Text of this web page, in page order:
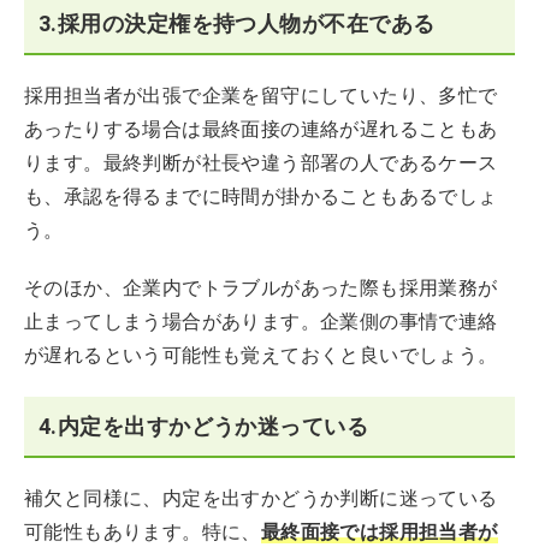
3.採用の決定権を持つ人物が不在である
採用担当者が出張で企業を留守にしていたり、多忙で
あったりする場合は最終面接の連絡が遅れることもあ
ります。最終判断が社長や違う部署の人であるケース
も、承認を得るまでに時間が掛かることもあるでしょ
う。
そのほか、企業内でトラブルがあった際も採用業務が
止まってしまう場合があります。企業側の事情で連絡
が遅れるという可能性も覚えておくと良いでしょう。
4.内定を出すかどうか迷っている
補欠と同様に、内定を出すかどうか判断に迷っている
可能性もあります。特に、 最終面接では採用担当者が